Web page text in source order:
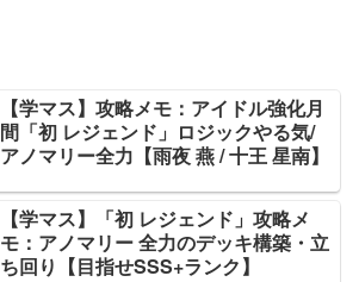
【学マス】攻略メモ：アイドル強化月
間「初 レジェンド」ロジックやる気/
アノマリー全力【雨夜 燕 / 十王 星南】
【学マス】「初 レジェンド」攻略メ
モ：アノマリー 全力のデッキ構築・立
ち回り【目指せSSS+ランク】